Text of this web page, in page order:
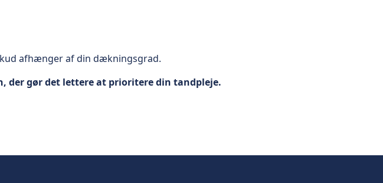
afhænger af din dækningsgrad.
der gør det lettere at prioritere din tandpleje.